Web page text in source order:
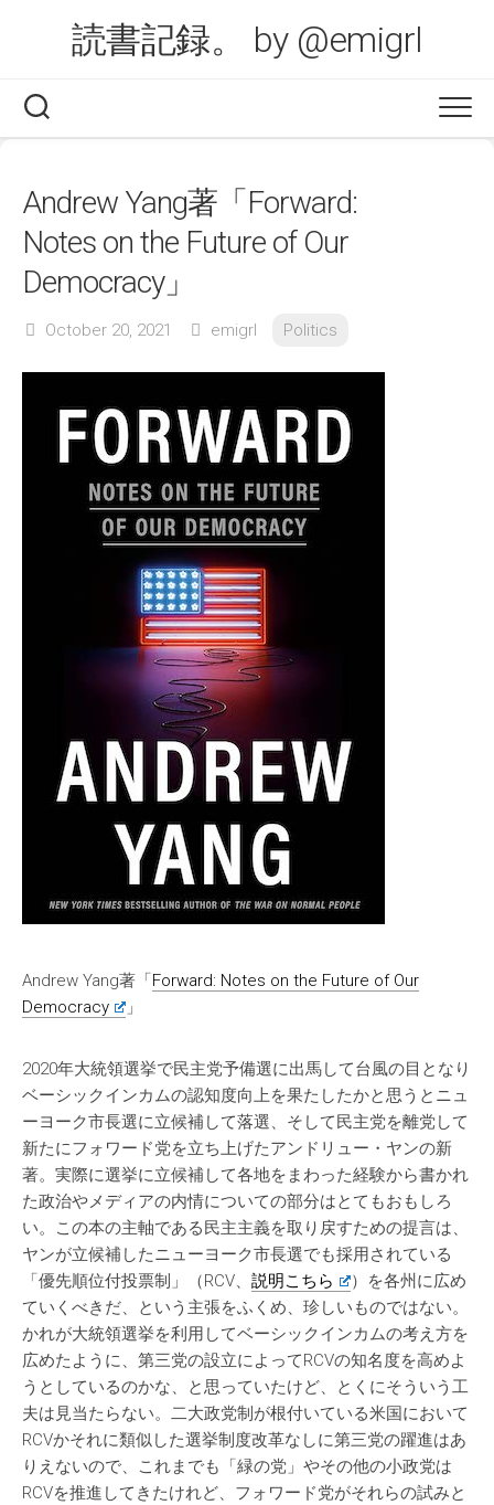
読書記録。 by @emigrl
Andrew Yang著「Forward:
Notes on the Future of Our
Democracy」
October 20, 2021 emigrl Politics
Andrew Yang著「Forward: Notes on the Future of Our
Democracy
」
2020年大統領選挙で民主党予備選に出馬して台風の目となり
ベーシックインカムの認知度向上を果たしたかと思うとニュ
ーヨーク市長選に立候補して落選、そして民主党を離党して
新たにフォワード党を立ち上げたアンドリュー・ヤンの新
著。実際に選挙に立候補して各地をまわった経験から書かれ
た政治やメディアの内情についての部分はとてもおもしろ
い。この本の主軸である民主主義を取り戻すための提言は、
ヤンが立候補したニューヨーク市長選でも採用されている
「優先順位付投票制」（RCV、 説明こちら
）を各州に広め
ていくべきだ、という主張をふくめ、珍しいものではない。
かれが大統領選挙を利用してベーシックインカムの考え方を
広めたように、第三党の設立によってRCVの知名度を高めよ
うとしているのかな、と思っていたけど、とくにそういう工
夫は見当たらない。二大政党制が根付いている米国において
RCVかそれに類似した選挙制度改革なしに第三党の躍進はあ
りえないので、これまでも「緑の党」やその他の小政党は
RCVを推進してきたけれど、フォワード党がそれらの試みと